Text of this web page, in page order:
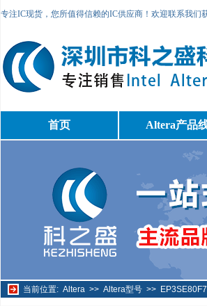
专注IC现货，您所值得信赖的IC供应商！欢迎联系我们
首页 Altera产品
当前位置: Altera>> Altera型号>>